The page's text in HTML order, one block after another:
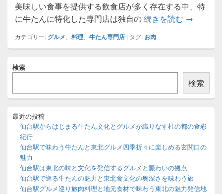
美味しい食事を提供する飲食店が多く存在する中、特
に牛たんに特化した専門店は独自の続きを読む 牛たん専
→
カテゴリー: グルメ、 料理、 牛たん専門店 | タグ: お肉
イ
イ
バ
検索
検索
最近の投稿
仙台駅からはじまる牛たん文化とグルメが織りなす杜の都の食彩
紀行
仙台駅で味わう牛たんと東北グルメ四季折々に楽しめる玄関口の
魅力
仙台駅は東北の味と文化を発信するグルメと賑わいの拠点
仙台駅で巡る牛たんの魅力と東北食文化の奥深さを味わう旅
仙台駅グルメ巡り旅肉料理と地元食材で味わう東北の魅力発信地